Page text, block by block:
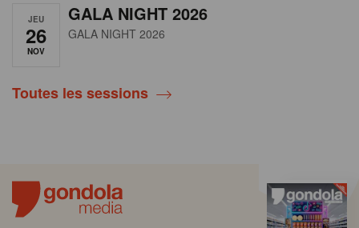
JEU
26
NOV
GALA NIGHT 2026
GALA NIGHT 2026
Toutes les sessions